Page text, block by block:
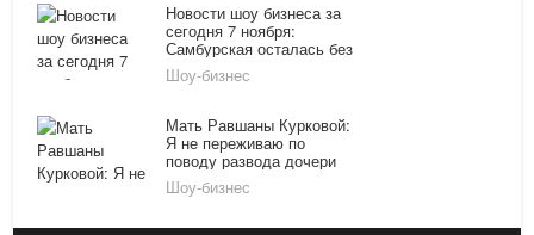
Новости шоу бизнеса за
сегодня 7 ноября:
Самбурская осталась без
зубов, Анджелина Джоли
и Бред Питт снялись в
Шоу-бизнес
Мать Равшаны Курковой:
Я не переживаю по
поводу развода дочери
Шоу-бизнес